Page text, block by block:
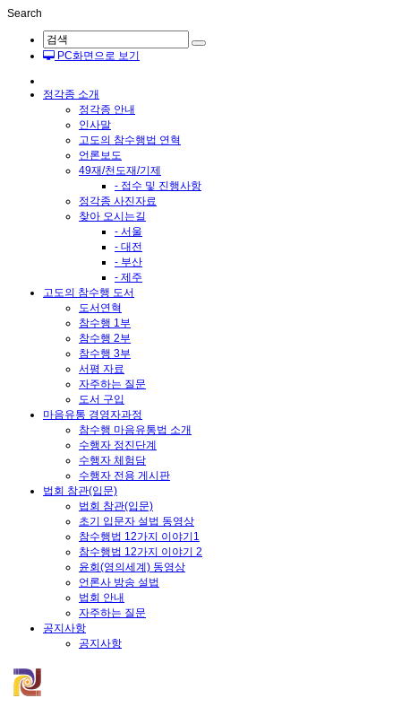
Search
PC화면으로 보기
정각종 소개
정각종 안내
인사말
고도의 참수행법 연혁
언론보도
49재/천도재/기제
- 접수 및 진행사항
정각종 사진자료
찾아 오시는길
- 서울
- 대전
- 부산
- 제주
고도의 참수행 도서
도서연혁
참수행 1부
참수행 2부
참수행 3부
서평 자료
자주하는 질문
도서 구입
마음유통 경영자과정
참수행 마음유통법 소개
수행자 정진단계
수행자 체험담
수행자 전용 게시판
법회 참관(입문)
법회 참관(입문)
초기 입문자 설법 동영상
참수행법 12가지 이야기1
참수행법 12가지 이야기 2
윤회(영의세계) 동영상
언론사 방송 설법
법회 안내
자주하는 질문
공지사항
공지사항